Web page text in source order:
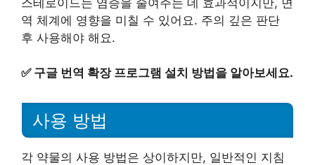
역 체계에 영향을 미칠 수 있어요. 주의 깊은 판단
후 사용해야 해요.
✅ 구글 번역 확장 프로그램 설치 방법을 알아보세요.
사용 방법
각 약물의 사용 방법은 상이하지만, 일반적인 지침